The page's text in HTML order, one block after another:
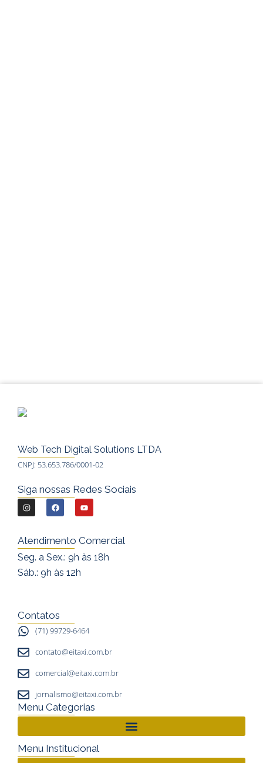
Web Tech Digital Solutions LTDA
CNPJ: 53.653.786/0001-02
Siga nossas Redes Sociais
I
n
s
t
a
g
m
F
a
e
b
o
Y
o
u
u
Atendimento Comercial
Seg. a Sex.: 9h às 18h
Sáb.: 9h às 12h
Contatos
(71) 99729-6464
contato@eitaxi.com.br
comercial@eitaxi.com.br
jornalismo@eitaxi.com.br
Menu Categorias
Menu Institucional